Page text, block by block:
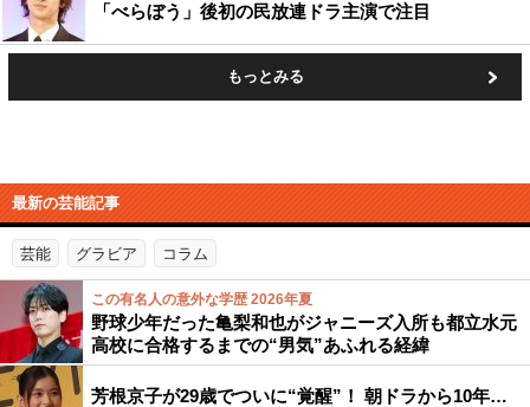
「べらぼう」後初の民放連ドラ主演で注目
もっとみる
最新の芸能記事
芸能 グラビア コラム
この有名人の意外な学歴 2026年夏
野球少年だった亀梨和也がジャニーズ入所も都立水元
高校に合格するまでの“男気”あふれる経緯
芳根京子が29歳でついに“覚醒”！ 朝ドラから10年…